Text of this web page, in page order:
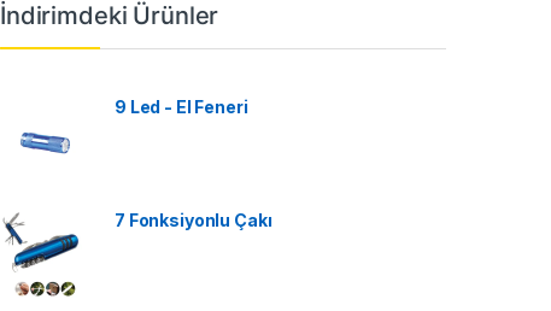
İndirimdeki Ürünler
9 Led - El Feneri
7 Fonksiyonlu Çakı